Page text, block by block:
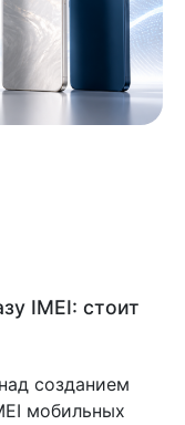
IMEI: стоит
созданием
мобильных